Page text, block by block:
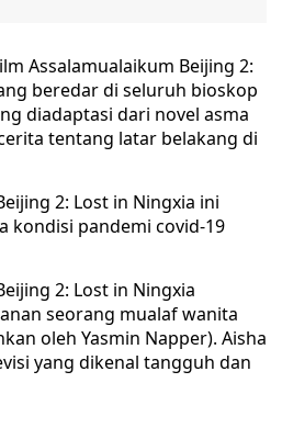
Assalamualaikum Beijing 2:
beredar di seluruh bioskop
diadaptasi dari novel asma
tentang latar belakang di
2: Lost in Ningxia ini
kondisi pandemi covid-19
2: Lost in Ningxia
seorang mualaf wanita
oleh Yasmin Napper). Aisha
yang dikenal tangguh dan